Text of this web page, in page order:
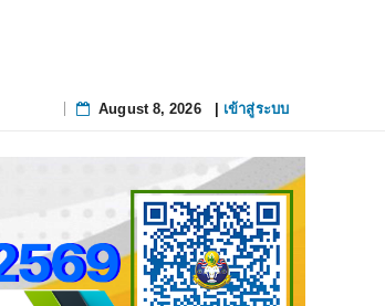
August 8, 2026| เข้าสู่ระบบ